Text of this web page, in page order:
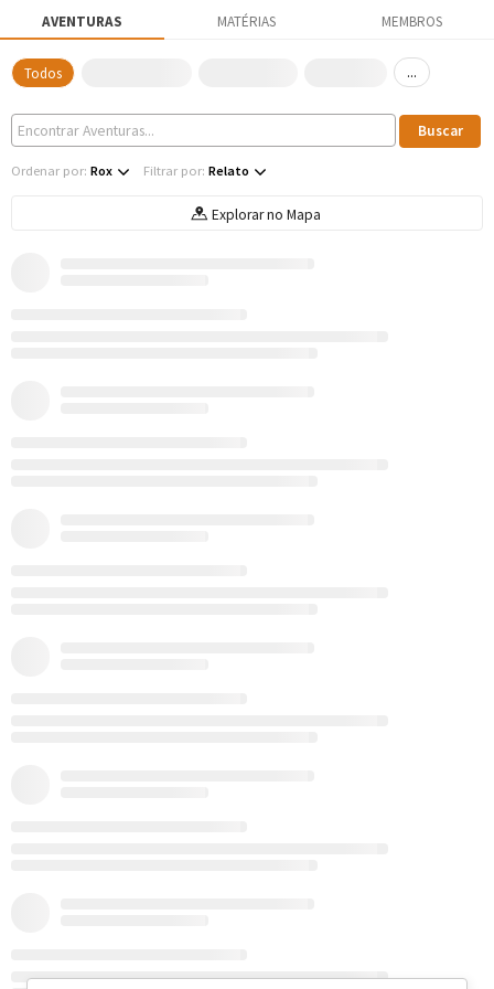
AVENTURAS MATÉRIAS MEMBROS
Todos ...
Ordenar por: Rox Filtrar por: Relato
Explorar no Mapa